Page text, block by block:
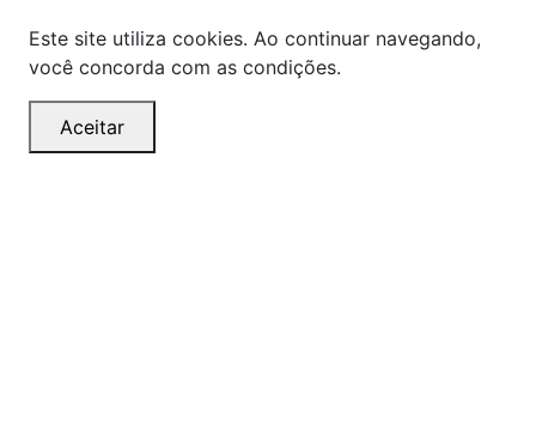
Este site utiliza cookies. Ao continuar navegando,
você concorda com as condições.
Aceitar